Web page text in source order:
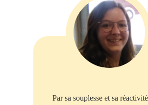
Par sa souplesse et sa